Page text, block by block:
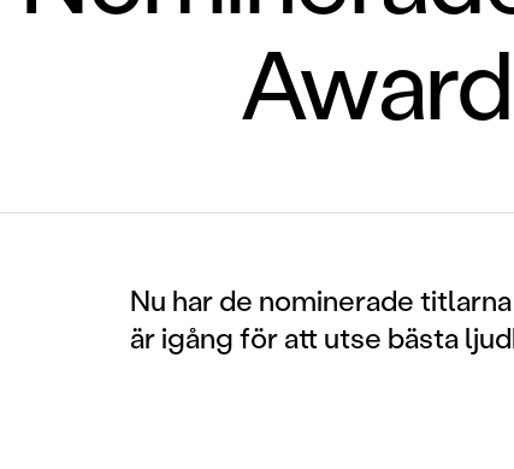
Nu har de nominerade
är igång för att utse bästa